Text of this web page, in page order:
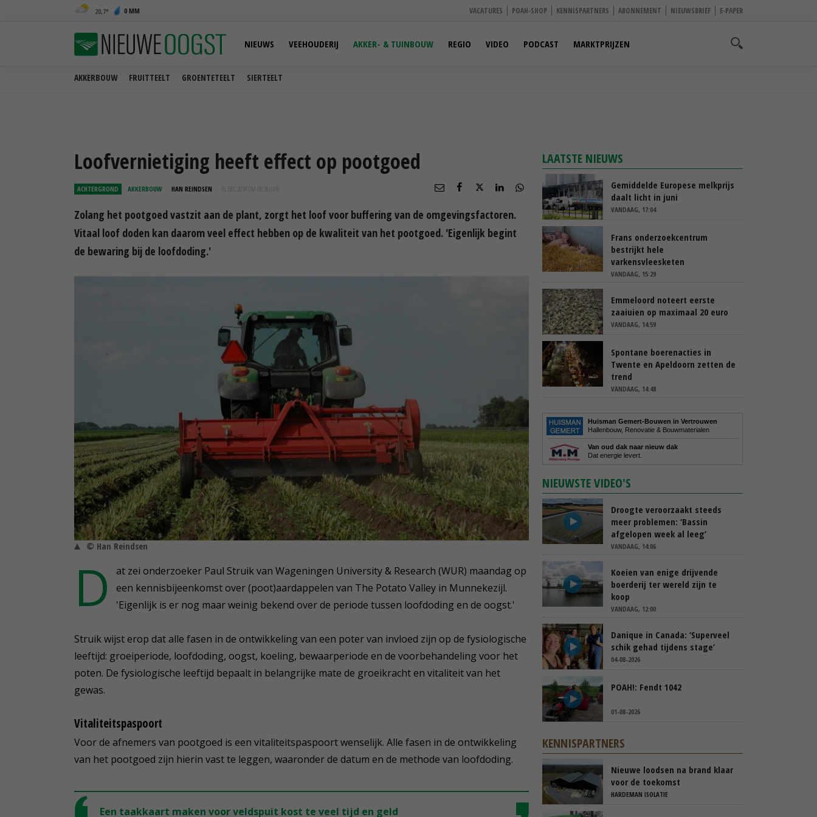
20,7 0 MM VACATURES POAH-SHOP KENNISPARTNERS ABONNEMENT NIEUWSBRIEF E-PAPER
AKKERBOUW FRUITTEELT GROENTETEELT SIERTEELT
NIEUWS VEEHOUDERIJ AKKER- & TUINBOUW REGIO VIDEO PODCAST MARKTPRIJZEN
Loofvernietiging heeft effect op pootgoed
ACHTERGROND AKKERBOUW HAN REINDSEN 05 DEC 2018 OM 08:36
Zolang het pootgoed vastzit aan de plant, zorgt het loof voor buffering van de omgevingsfactoren.
Vitaal loof doden kan daarom veel effect hebben op de kwaliteit van het pootgoed. 'Eigenlijk begint
de bewaring bij de loofdoding.'
© Han Reindsen
D
at zei onderzoeker Paul Struik van Wageningen University & Research (WUR) maandag op
een kennisbijeenkomst over (poot)aardappelen van The Potato Valley in Munnekezijl.
'Eigenlijk is er nog maar weinig bekend over de periode tussen loofdoding en de oogst.'
Struik wijst erop dat alle fasen in de ontwikkeling van een poter van invloed zijn op de fysiologische
leeftijd: groeiperiode, loofdoding, oogst, koeling, bewaarperiode en de voorbehandeling voor het
poten. De fysiologische leeftijd bepaalt in belangrijke mate de groeikracht en vitaliteit van het
gewas.
Vitaliteitspaspoort
Voor de afnemers van pootgoed is een vitaliteitspaspoort wenselijk. Alle fasen in de ontwikkeling
van het pootgoed zijn hierin vast te leggen, waaronder de datum en de methode van loofdoding.
Een taakkaart maken voor veldspuit kost te veel tijd en geld
LAATSTE NIEUWS
Gemiddelde Europese melkprijs
daalt licht in juni
VANDAAG, 17:04
Frans onderzoekcentrum
bestrijkt hele
varkensvleesketen
VANDAAG, 15:29
Emmeloord noteert eerste
zaaiuien op maximaal 20 euro
VANDAAG, 14:59
Spontane boerenacties in
Twente en Apeldoorn zetten de
trend
VANDAAG, 14:48
Huisman Gemert-Bouwen in Vertrouwen
Hallenbouw, Renovatie & Bouwmaterialen
Van oud dak naar nieuw dak
Dat energie levert.
NIEUWSTE VIDEO'S
Droogte veroorzaakt steeds
meer problemen: ‘Bassin
afgelopen week al leeg’
VANDAAG, 14:06
Koeien van enige drijvende
boerderij ter wereld zijn te
koop
VANDAAG, 12:00
Danique in Canada: ‘Superveel
schik gehad tijdens stage’
04-08-2026
POAH!: Fendt 1042
01-08-2026
KENNISPARTNERS
Nieuwe loodsen na brand klaar
voor de toekomst
HARDEMAN ISOLATIE